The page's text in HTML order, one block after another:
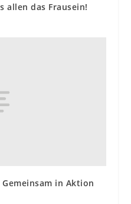
allen das Frausein!
Gemeinsam in Aktion